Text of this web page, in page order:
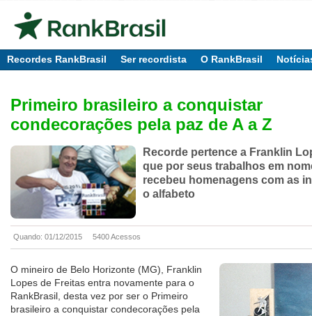
Recordes RankBrasil Ser recordista O RankBrasil
Primeiro brasileiro a conquistar
condecorações pela paz de A a Z
Recorde pertence a Franklin
que por seus trabalhos em
recebeu homenagens com as
o alfabeto
Quando: 01/12/2015 5400 Acessos
O mineiro de Belo Horizonte (MG), Franklin
Lopes de Freitas entra novamente para o
RankBrasil, desta vez por ser o Primeiro
brasileiro a conquistar condecorações pela